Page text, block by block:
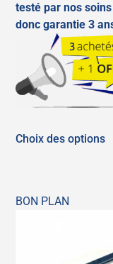
testé par nos
donc garantie 3
Choix des options
BON PLAN